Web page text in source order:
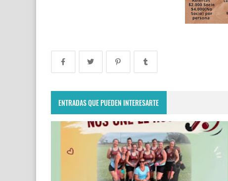
ENTRADAS QUE PUEDEN INTERESARTE